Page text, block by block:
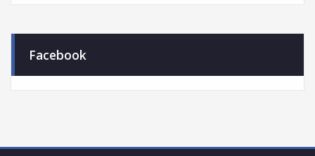
Facebook